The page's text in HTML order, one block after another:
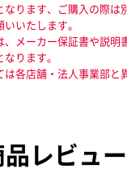
ります、ご購入の際は
いたします。
メーカー保証書や説明
ります。
各店舗・法人事業部と
レビュー